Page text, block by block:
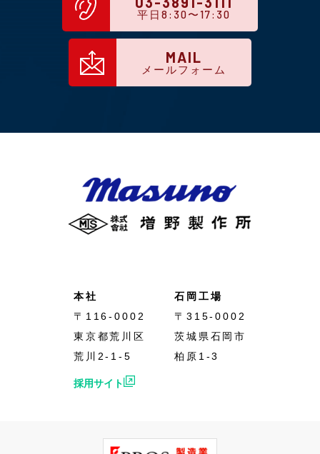
平日8:30〜17:30
MAIL
メールフォーム
本社
〒116-0002
東京都荒川区
荒川2-1-5
石岡工場
〒315-0002
茨城県石岡市
柏原1-3
採用サイト